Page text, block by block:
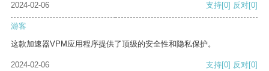
2024-02-06 支持[0] 反对[0]
游客
这款加速器VPM应用程序提供了顶级的安全性和隐私保护。
2024-02-06 支持[0] 反对[0]